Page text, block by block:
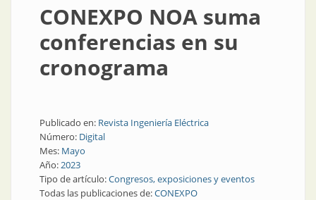
CONEXPO NOA suma
conferencias en su
cronograma
Publicado en: Revista Ingeniería Eléctrica
Número: Digital
Mes: Mayo
Año:2023
Tipo de artículo:Congresos, exposiciones y eventos
Todas las publicaciones de:CONEXPO